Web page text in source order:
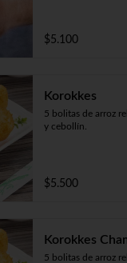
$5.100
Korokkes
5 bolitas de arroz
y cebollín.
$5.500
Korokkes
5 bolitas de arroz